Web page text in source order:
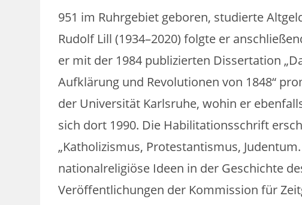
951 im Ruhrgebiet geboren, studierte
Rudolf Lill (1934–2020) folgte er
er mit der 1984 publizierten Dissertation
Aufklärung und Revolutionen von 1848“
der Universität Karlsruhe, wohin er
sich dort 1990. Die Habilitationsschrift
„Katholizismus, Protestantismus,
nationalreligiöse Ideen in der Geschichte
Veröffentlichungen der Kommission für